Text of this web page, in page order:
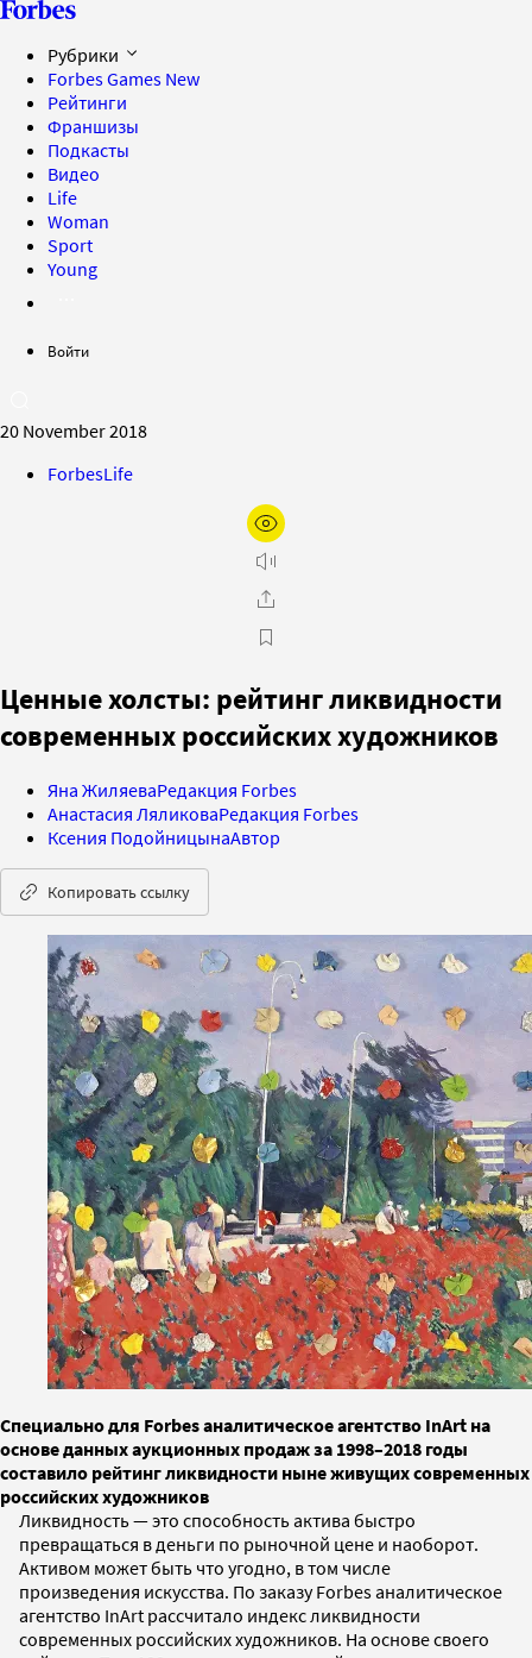
Рубрики
Forbes Games New
Рейтинги
Франшизы
Подкасты
Видео
Life
Woman
Sport
Young
Войти
20 November 2018
ForbesLife
Ценные холсты: рейтинг ликвидности
современных российских художников
Яна ЖиляеваРедакция Forbes
Анастасия ЛяликоваРедакция Forbes
Ксения ПодойницынаАвтор
Копировать ссылку
Специально для Forbes аналитическое агентство InArt на
основе данных аукционных продаж за 1998–2018 годы
составило рейтинг ликвидности ныне живущих современных
российских художников
Ликвидность — это способность актива быстро
превращаться в деньги по рыночной цене и наоборот.
Активом может быть что угодно, в том числе
произведения искусства. По заказу Forbes аналитическое
агентство InArt рассчитало индекс ликвидности
современных российских художников. На основе своего